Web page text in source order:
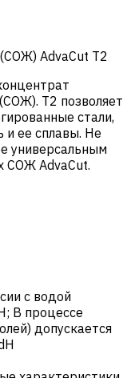
AdvaСut T2
T2 позволяет
стали,
и ее сплавы. Не
универсальным
СОЖ AdvaСut.
с водой
В процессе
допускается